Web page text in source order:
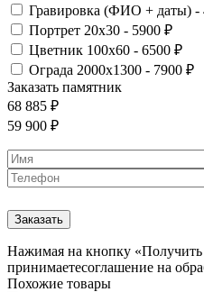
Гравировка (ФИО + даты) -
Портрет 20х30 - 5900 ₽
Цветник 100х60 - 6500 ₽
Ограда 2000х1300 - 7900 ₽
Заказать памятник
68 885 ₽
59 900 ₽
Нажимая на кнопку
принимаетесоглашение на
Похожие товары